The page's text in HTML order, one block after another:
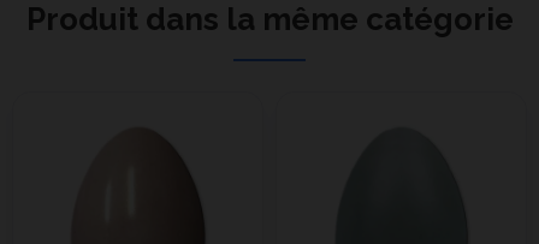
Produit dans la même catégorie